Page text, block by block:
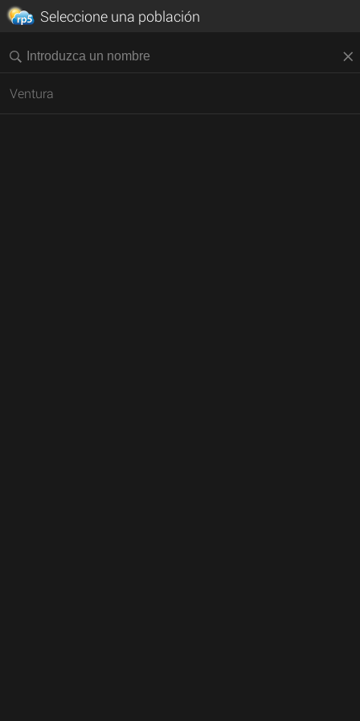
Seleccione una población
Ventura